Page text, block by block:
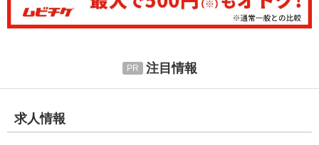
注目情報
求人情報